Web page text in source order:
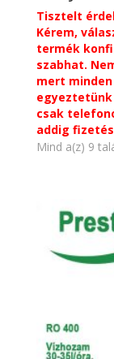
Tisztelt
Kérem,
termék
szabhat.
mert
csak
addig
Mind a(z) 9